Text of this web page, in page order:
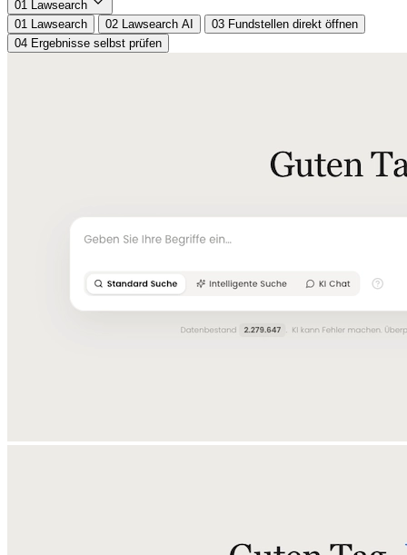
01 Lawsearch
01 Lawsearch 02 Lawsearch AI 03 Fundstellen direkt öffnen
04 Ergebnisse selbst prüfen